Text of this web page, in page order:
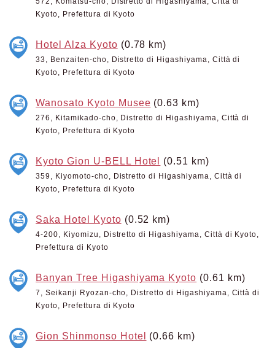
Kyoto, Prefettura di Kyoto
Hotel Alza Kyoto (0.78 km)
33, Benzaiten-cho, Distretto di Higashiyama, Città di
Kyoto, Prefettura di Kyoto
Wanosato Kyoto Musee (0.63 km)
276, Kitamikado-cho, Distretto di Higashiyama, Città di
Kyoto, Prefettura di Kyoto
Kyoto Gion U-BELL Hotel (0.51 km)
359, Kiyomoto-cho, Distretto di Higashiyama, Città di
Kyoto, Prefettura di Kyoto
Saka Hotel Kyoto (0.52 km)
4-200, Kiyomizu, Distretto di Higashiyama, Città di Kyoto,
Prefettura di Kyoto
Banyan Tree Higashiyama Kyoto (0.61 km)
7, Seikanji Ryozan-cho, Distretto di Higashiyama, Città di
Kyoto, Prefettura di Kyoto
Gion Shinmonso Hotel (0.66 km)